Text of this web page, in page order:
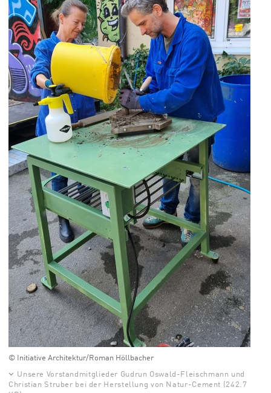
© Initiative Architektur/Roman Höllbacher
Unsere Vorstandmitglieder Gudrun Oswald-Fleischmann und
Christian Struber bei der Herstellung von Natur-Cement (242.7